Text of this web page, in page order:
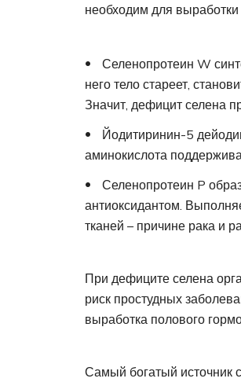
необходим для
Селенопротеин W
него тело стареет,
Значит, дефицит селена
Йодитиринин-5
аминокислота
Селенопротеин P
антиоксидантом.
тканей – причине рака и
При дефиците селена
риск простудных
выработка полового
Самый богатый источник